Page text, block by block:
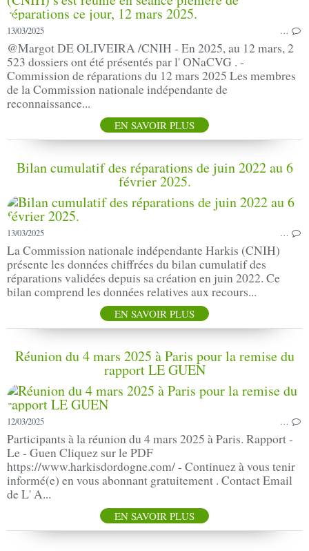
13/03/2025 …
@Margot DE OLIVEIRA /CNIH - En 2025, au 12 mars, 2
523 dossiers ont été présentés par l' ONaCVG . -
Commission de réparations du 12 mars 2025 Les membres
de la Commission nationale indépendante de
reconnaissance...
EN SAVOIR PLUS
Bilan cumulatif des réparations de juin 2022 au 6
février 2025.
13/03/2025 …
La Commission nationale indépendante Harkis (CNIH)
présente les données chiffrées du bilan cumulatif des
réparations validées depuis sa création en juin 2022. Ce
bilan comprend les données relatives aux recours...
EN SAVOIR PLUS
Réunion du 4 mars 2025 à Paris pour la remise du
rapport LE GUEN
12/03/2025 …
Participants à la réunion du 4 mars 2025 à Paris. Rapport -
Le - Guen Cliquez sur le PDF
https://www.harkisdordogne.com/ - Continuez à vous tenir
informé(e) en vous abonnant gratuitement . Contact Email
de L' A...
EN SAVOIR PLUS